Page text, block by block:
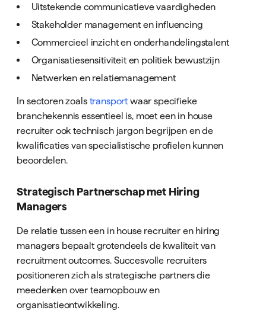
Uitstekende communicatieve vaardigheden
Stakeholder management en influencing
Commercieel inzicht en onderhandelingstalent
Organisatiesensitiviteit en politiek bewustzijn
Netwerken en relatiemanagement
In sectoren zoals transport waar specifieke
branchekennis essentieel is, moet een in house
recruiter ook technisch jargon begrijpen en de
kwalificaties van specialistische profielen kunnen
beoordelen.
Strategisch Partnerschap met Hiring
Managers
De relatie tussen een in house recruiter en hiring
managers bepaalt grotendeels de kwaliteit van
recruitment outcomes. Succesvolle recruiters
positioneren zich als strategische partners die
meedenken over teamopbouw en
organisatieontwikkeling.